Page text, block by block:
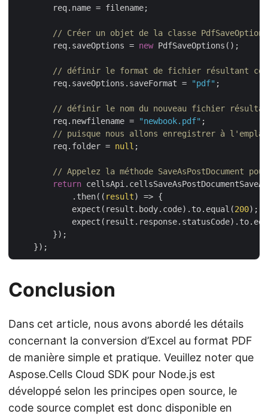
        req.name = filename;
// Créer un objet de la classe PdfSaveOptions
        req.saveOptions =
new PdfSaveOptions();
// définir le format de fichier résultant
        req.saveOptions.saveFormat =
"pdf" ;
// définir le nom du nouveau fichier
        req.newfilename =
"newbook.pdf" ;
// puisque nous allons enregistrer à
        req.folder =
null ;
// Appelez la méthode
return
            .then(
( result) => {
            expect(result.body.code).to.equal(
200);
        });
Conclusion
Dans cet article, nous avons abordé les détails
concernant la conversion d’Excel au format PDF
de manière simple et pratique. Veuillez noter que
Aspose.Cells Cloud SDK pour Node.js est
développé selon les principes open source, le
code source complet est donc disponible en